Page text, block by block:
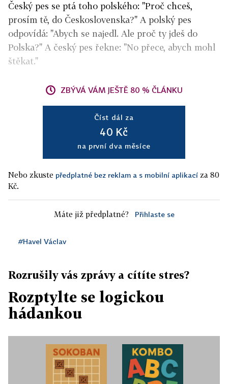
Český pes se ptá toho polského: "Proč chceš,
prosím tě, do Československa?" A polský pes
odpovídá: "Abych se najedl. Ale proč ty jdeš do
Polska?" A český pes řekne: "No přece, abych mohl
štěkat."
ZBÝVÁ VÁM JEŠTĚ 80 % ČLÁNKU
Číst dál za
40 Kč
na první dva měsíce
Nebo zkuste předplatné bez reklam a s mobilní aplikací za 80
Kč.
Máte již předplatné? Přihlaste se
#Havel Václav
Rozrušily vás zprávy a cítíte stres?
Rozptylte se logickou
hádankou